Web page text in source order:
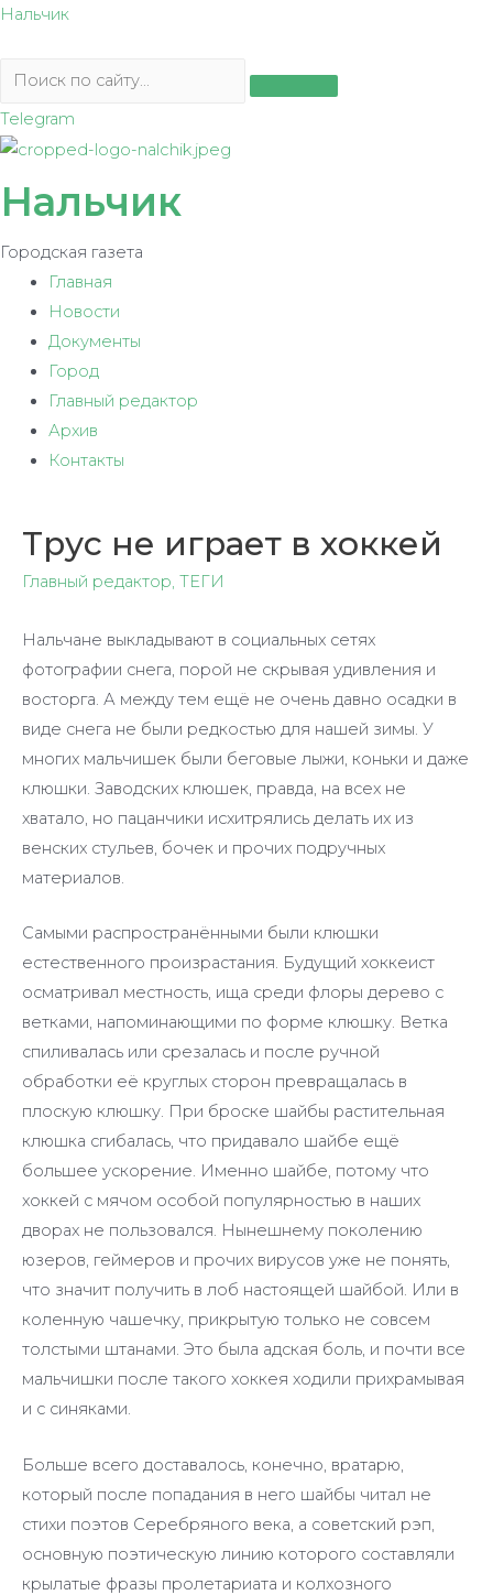
Перейти
содержимому
Нальчик
Telegram
Нальчик
Городская газета
Главная
Новости
Документы
Город
Главный редактор
Архив
Контакты
Трус не играет в хоккей
Главный редактор, ТЕГИ
Нальчане выкладывают в социальных сетях
фотографии снега, порой не скрывая удивления и
восторга. А между тем ещё не очень давно осадки в
виде снега не были редкостью для нашей зимы. У
многих мальчишек были беговые лыжи, коньки и даже
клюшки. Заводских клюшек, правда, на всех не
хватало, но пацанчики исхитрялись делать их из
венских стульев, бочек и прочих подручных
материалов.
Самыми распространёнными были клюшки
естественного произрастания. Будущий хоккеист
осматривал местность, ища среди флоры дерево с
ветками, напоминающими по форме клюшку. Ветка
спиливалась или срезалась и после ручной
обработки её круглых сторон превращалась в
плоскую клюшку. При броске шайбы растительная
клюшка сгибалась, что придавало шайбе ещё
большее ускорение. Именно шайбе, потому что
хоккей с мячом особой популярностью в наших
дворах не пользовался. Нынешнему поколению
юзеров, геймеров и прочих вирусов уже не понять,
что значит получить в лоб настоящей шайбой. Или в
коленную чашечку, прикрытую только не совсем
толстыми штанами. Это была адская боль, и почти все
мальчишки после такого хоккея ходили прихрамывая
и с синяками.
Больше всего доставалось, конечно, вратарю,
который после попадания в него шайбы читал не
стихи поэтов Серебряного века, а советский рэп,
основную поэтическую линию которого составляли
крылатые фразы пролетариата и колхозного